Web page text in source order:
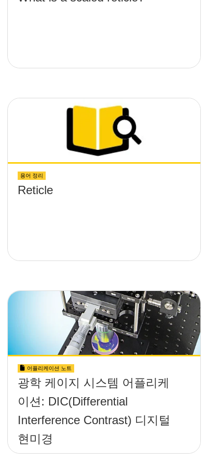
용어 정리
Reticle
어플리케이션 노트
광학 케이지 시스템 어플리케
이션: DIC(Differential
Interference Contrast) 디지털
현미경